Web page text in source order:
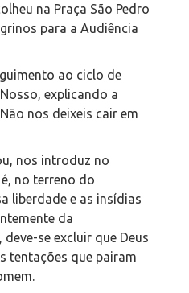
na Praça São Pedro
para a Audiência
ao ciclo de
explicando a
nos deixeis cair em
nos introduz no
no terreno do
liberdade e as insídias
da
se excluir que Deus
tentações que pairam